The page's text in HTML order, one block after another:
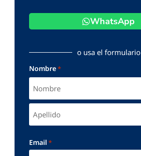
WhatsApp
o usa el formulario
Nombre*
Email *